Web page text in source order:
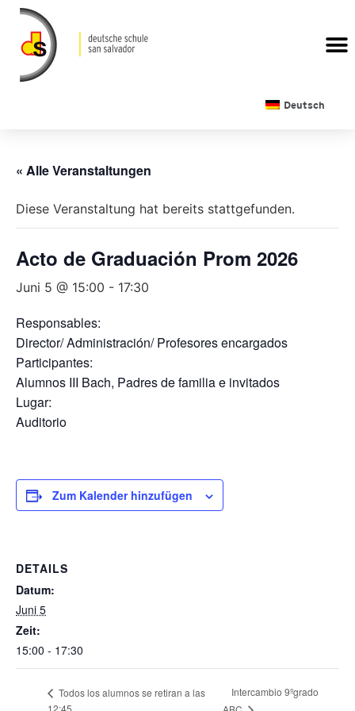
Deutsch
« Alle Veranstaltungen
Diese Veranstaltung hat bereits stattgefunden.
Acto de Graduación Prom 2026
Juni 5 @ 15:00 - 17:30
Responsables:
Director/ Administración/ Profesores encargados
Participantes:
Alumnos III Bach, Padres de familia e invitados
Lugar:
Auditorio
Zum Kalender hinzufügen
DETAILS
Datum:
Juni 5
Zeit:
15:00 - 17:30
Todos los alumnos se retiran a las
Intercambio 9ºgrado